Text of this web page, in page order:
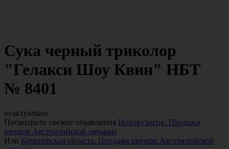
Сука черный триколор
"Гелакси Шоу Квин" НБТ
№ 8401
неактуально.
Посмотрите свежие объявления Новокузнецк. Продажа
щенков Австралийской овчарки
Или Кемеровская область. Продажа щенков Австралийской